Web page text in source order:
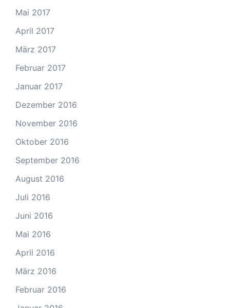
Mai 2017
April 2017
März 2017
Februar 2017
Januar 2017
Dezember 2016
November 2016
Oktober 2016
September 2016
August 2016
Juli 2016
Juni 2016
Mai 2016
April 2016
März 2016
Februar 2016